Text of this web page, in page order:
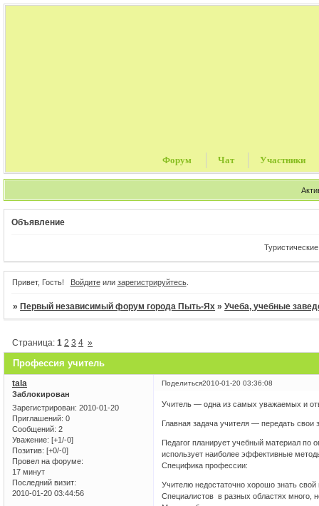
Форум Чат Участники
Объявление
Туристические путевки,
Привет, Гость! Войдитеили зарегистрируйтесь.
»Первый независимый форум города Пыть-Ях »Учеба, учебные
Профессия учитель
Страница:1 2 3 4 »
Поделиться2010-01-20 03:36:08
tala
Заблокирован
Зарегистрирован: 2010-01-20
Приглашений: 0
Сообщений: 2
Уважение: [+1/-0]
Позитив: [+0/-0]
Провел на форуме:
17 минут
Последний визит:
2010-01-20 03:44:56
Учитель — одна из самых уважаемых и
Главная задача учителя — передать свои
Педагог планирует учебный материал по
использует наиболее эффективные
Специфика профессии:
Учителю недостаточно хорошо знать свой
Специалистов в разных областях много,